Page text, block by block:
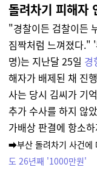
돌려차기 피해자
"경찰이든 검찰이든
짐짝처럼 느껴졌다."
명)는 지난달 25일 경
해자가 배제된 채 진
사는 당시 김씨가 기
추가 수사를 하지 않
가배상 판결에 항소
➡️부산 돌려차기 사건에
도 26년째 '1000만원'